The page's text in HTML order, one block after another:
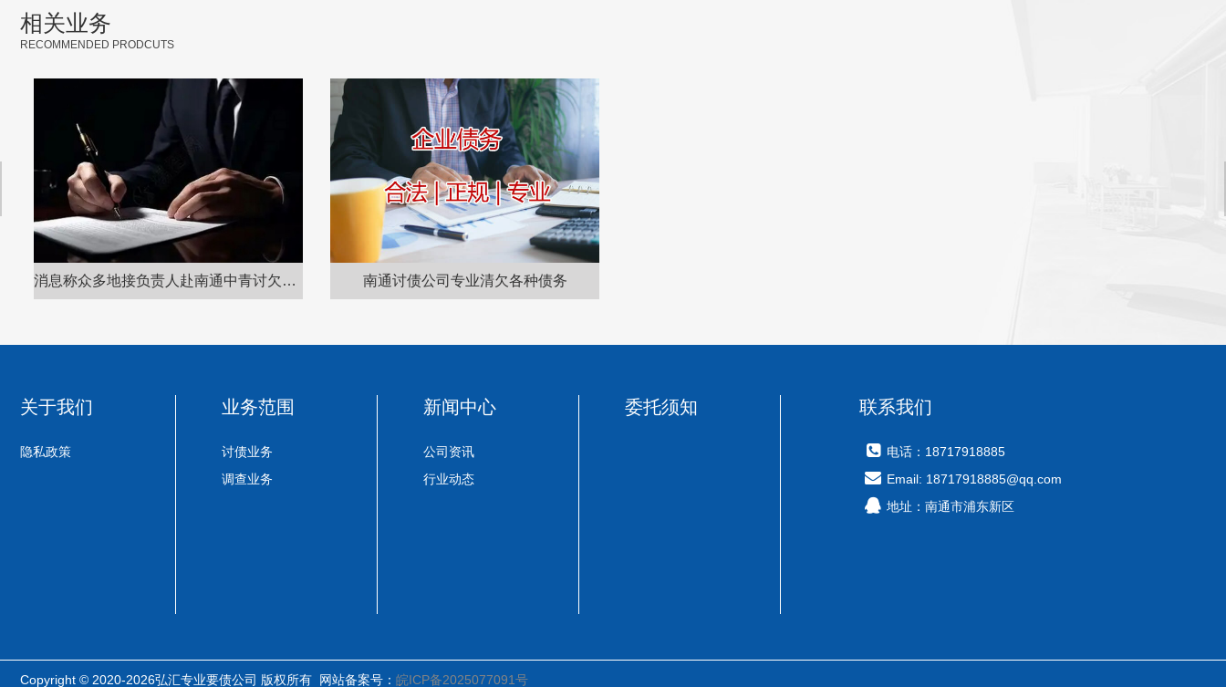
相关业务
RECOMMENDED PRODCUTS
消息称众多地接负责人赴南通中青讨欠款，其未来运营存疑？ 南通讨债公司专业清欠各种债务
关于我们
隐私政策
业务范围
讨债业务
调查业务
新闻中心
公司资讯
行业动态
委托须知 联系我们
电话：18717918885
Email: 18717918885@qq.com
地址：南通市浦东新区
Copyright © 2020-2026弘汇专业要债公司 版权所有 网站备案号： 皖ICP备2025077091号